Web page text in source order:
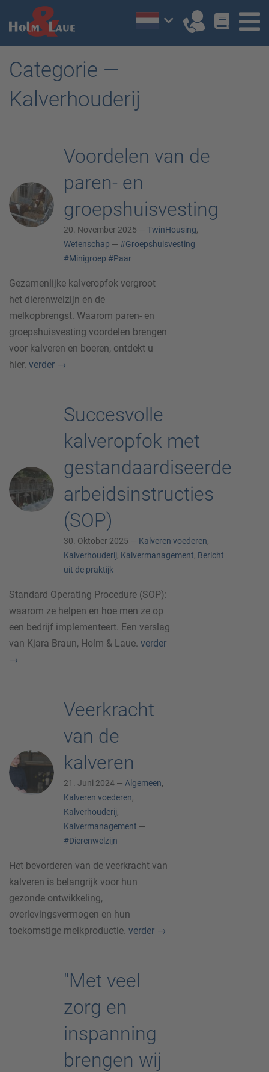
Categorie —
Kalverhouderij
Voordelen van de
paren- en
groepshuisvesting
20. November 2025 — TwinHousing,
Wetenschap — #Groepshuisvesting
#Minigroep #Paar
Gezamenlijke kalveropfok vergroot
het dierenwelzijn en de
melkopbrengst. Waarom paren- en
groepshuisvesting voordelen brengen
voor kalveren en boeren, ontdekt u
hier. verder →
Succesvolle
kalveropfok met
gestandaardiseerde
arbeidsinstructies
(SOP)
30. Oktober 2025 — Kalveren voederen,
Kalverhouderij, Kalvermanagement, Bericht
uit de praktijk
Standard Operating Procedure (SOP):
waarom ze helpen en hoe men ze op
een bedrijf implementeert. Een verslag
van Kjara Braun, Holm & Laue. verder
→
Veerkracht
van de
kalveren
21. Juni 2024 — Algemeen,
Kalveren voederen,
Kalverhouderij,
Kalvermanagement —
#Dierenwelzijn
Het bevorderen van de veerkracht van
kalveren is belangrijk voor hun
gezonde ontwikkeling,
overlevingsvermogen en hun
toekomstige melkproductie. verder →
"Met veel
zorg en
inspanning
brengen wij